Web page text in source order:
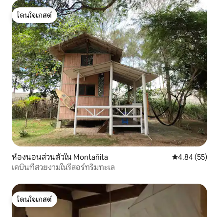
โดนใจเกสต์
โดนใจเกสต์
ห้องนอนส่วนตัวใน Montañita คะแนนเฉลี่ย
4.84 (55)
เคบินที่สวยงามในรีสอร์ทริมทะเล
โดนใจเกสต์
โดนใจเกสต์